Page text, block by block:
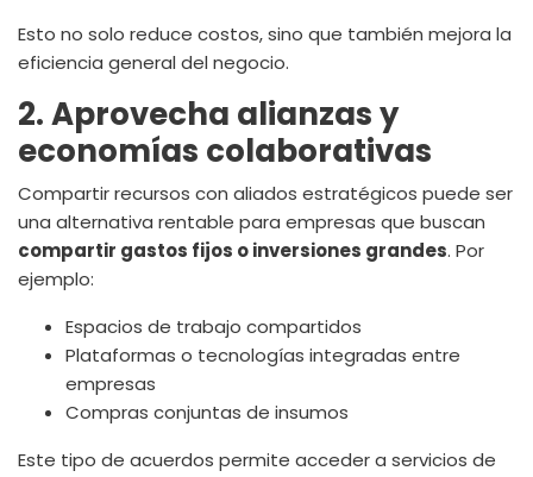
Esto no solo reduce costos, sino que también mejora la
eficiencia general del negocio.
2. Aprovecha alianzas y
economías colaborativas
Compartir recursos con aliados estratégicos puede ser
una alternativa rentable para empresas que buscan
compartir gastos fijos o inversiones grandes. Por
ejemplo:
Espacios de trabajo compartidos
Plataformas o tecnologías integradas entre
empresas
Compras conjuntas de insumos
Este tipo de acuerdos permite acceder a servicios de